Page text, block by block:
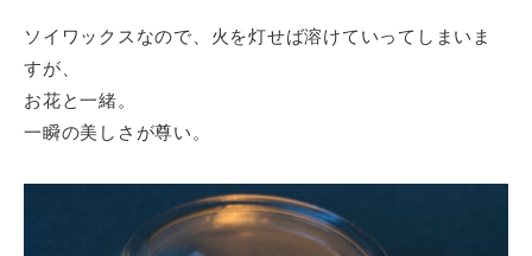
ソイワックスなので、火を灯せば溶けていってしまいま
すが、
お花と一緒。
一瞬の美しさが尊い。